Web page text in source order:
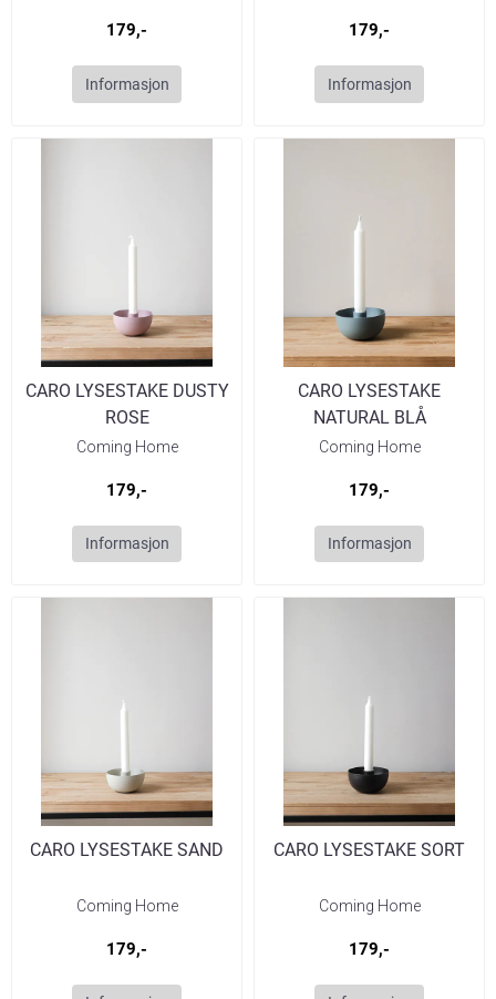
179,-
Informasjon
179,-
Informasjon
CARO LYSESTAKE DUSTY
ROSE
Coming Home
179,-
Informasjon
CARO LYSESTAKE
NATURAL BLÅ
Coming Home
179,-
Informasjon
CARO LYSESTAKE SAND
Coming Home
179,-
CARO LYSESTAKE SORT
Coming Home
179,-